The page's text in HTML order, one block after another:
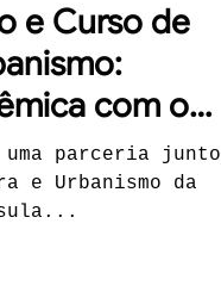
e Curso de
com o
no Rio de
parceria junto
e Urbanismo da